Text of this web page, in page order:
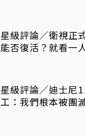
星級評論／衛視正
能否復活？就看一
星級評論／迪士尼
工：我們根本被團